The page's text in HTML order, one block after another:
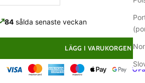
84 sålda senaste veckan
LÄGG I VARUKORGEN